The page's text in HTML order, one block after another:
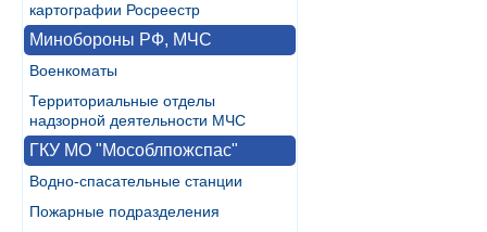
картографии Росреестр
Минобороны РФ, МЧС
Военкоматы
Территориальные отделы
надзорной деятельности МЧС
ГКУ МО "Мособлпожспас"
Водно-спасательные станции
Пожарные подразделения